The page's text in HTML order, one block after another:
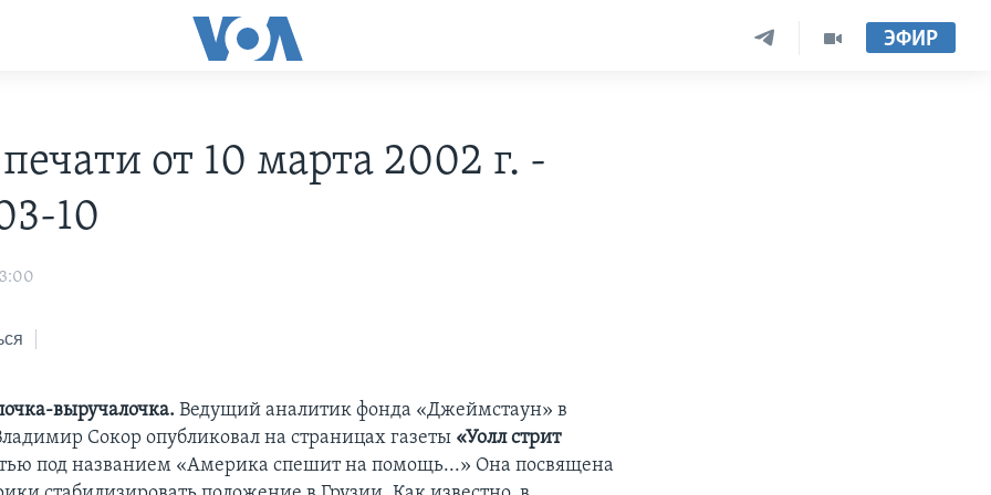
ЭФИР
от 10 марта 2002 г. -
10
выручалочка. Ведущий аналитик фонда «Джеймстаун» в
Сокор опубликовал на страницах газеты «Уолл стрит
под названием «Америка спешит на помощь...» Она посвящена